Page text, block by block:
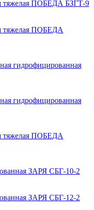
тяжелая ПОБЕДА БЗГТ-9
тяжелая ПОБЕДА
гидрофицированная
гидрофицированная
тяжелая ПОБЕДА
ЗАРЯ СБГ-10-2
ЗАРЯ СБГ-12-2